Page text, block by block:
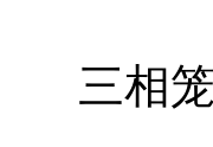
三相笼